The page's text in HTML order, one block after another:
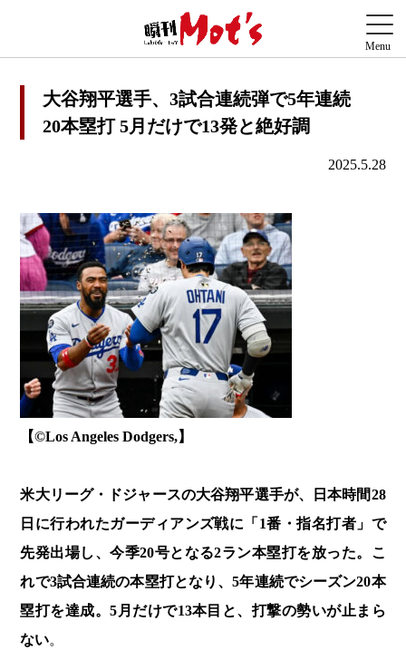
大谷翔平選手、3試合連続弾で5年連続
20本塁打 5月だけで13発と絶好調
2025.5.28
【©️Los Angeles Dodgers,】
米大リーグ・ドジャースの大谷翔平選手が、日本時間28
日に行われたガーディアンズ戦に「1番・指名打者」で
先発出場し、今季20号となる2ラン本塁打を放った。こ
れで3試合連続の本塁打となり、5年連続でシーズン20本
塁打を達成。5月だけで13本目と、打撃の勢いが止まら
ない。